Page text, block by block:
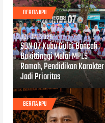
BERITA KPU
JUL 14, 2026
SDN 07 Kubu Gulai Bancah
Bukittinggi Mulai MPLS
Ramah, Pendidikan Karakter
Jadi Prioritas
BERITA KPU